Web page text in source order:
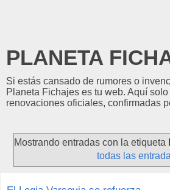
PLANETA
Si estás cansado de rumores o
Planeta Fichajes es tu web. Aquí
renovaciones oficiales, confirmadas
Mostrando entradas con la etiqueta
todas las